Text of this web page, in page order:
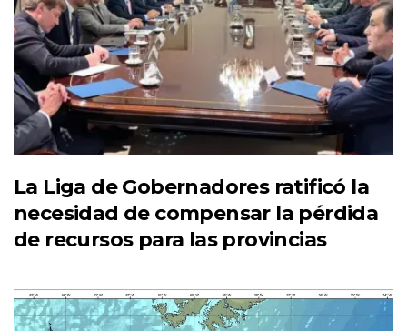
La Liga de Gobernadores ratificó la
necesidad de compensar la pérdida
de recursos para las provincias